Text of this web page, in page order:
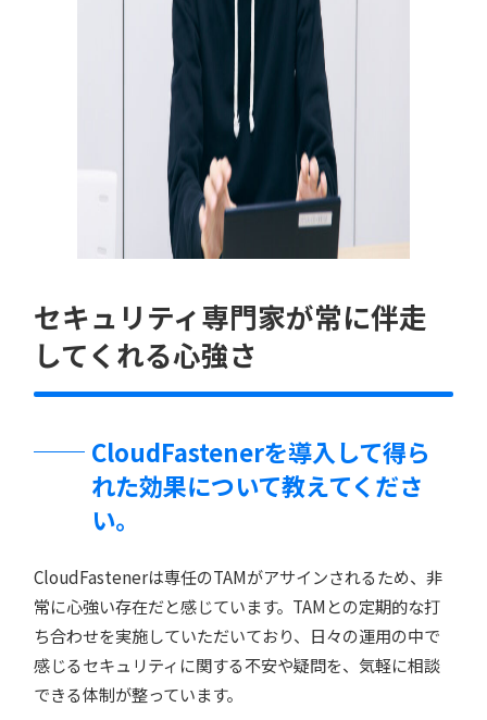
セキュリティ専門家が常に伴走
してくれる心強さ
CloudFastenerを導入して得ら
れた効果について教えてくださ
い。
CloudFastenerは専任のTAMがアサインされるため、非
常に心強い存在だと感じています。TAMとの定期的な打
ち合わせを実施していただいており、日々の運用の中で
感じるセキュリティに関する不安や疑問を、気軽に相談
できる体制が整っています。